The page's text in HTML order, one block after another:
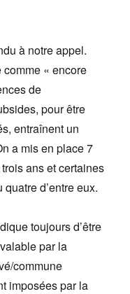
à notre appel.
« encore
de
pour être
entraînent un
a mis en place 7
ans et certaines
d’entre eux.
toujours d’être
par la
commune
imposées par la